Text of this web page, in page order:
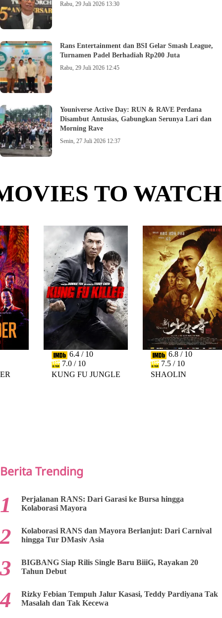
Rabu, 29 Juli 2026 13:30
Rans Entertainment dan BSI Gelar Smash League,
Turnamen Padel Berhadiah Rp200 Juta
Rabu, 29 Juli 2026 12:45
Youniverse Active Day: RUN & RAVE Perdana
Disambut Antusias, Gabungkan Serunya Lari dan
Morning Rave
Senin, 27 Juli 2026 12:37
TO WATCH
6.4 / 10
7.0 / 10
KUNG FU JUNGLE
6.8 / 10
7.5 / 10
SHAOLIN
Berita Trending
Perjalanan RANS: Dari Garasi ke Bursa hingga
Kolaborasi Mayora
Kolaborasi RANS dan Mayora Berlanjut: Dari Carnival
hingga Tur DMasiv Asia
BIGBANG Siap Rilis Single Baru BiiiG, Rayakan 20
Tahun Debut
Rizky Febian Tempuh Jalur Kasasi, Teddy Pardiyana Tak
Masalah dan Tak Kecewa